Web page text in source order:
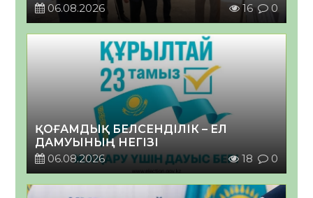
06.08.2026
16 0
ҚОҒАМДЫҚ БЕЛСЕНДІЛІК – ЕЛ
ДАМУЫНЫҢ НЕГІЗІ
06.08.2026
18 0